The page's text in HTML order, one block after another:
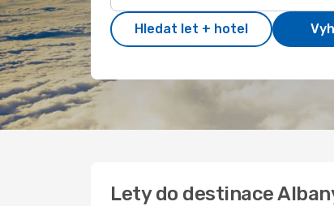
Hledat let + hotel
Lety do destinace